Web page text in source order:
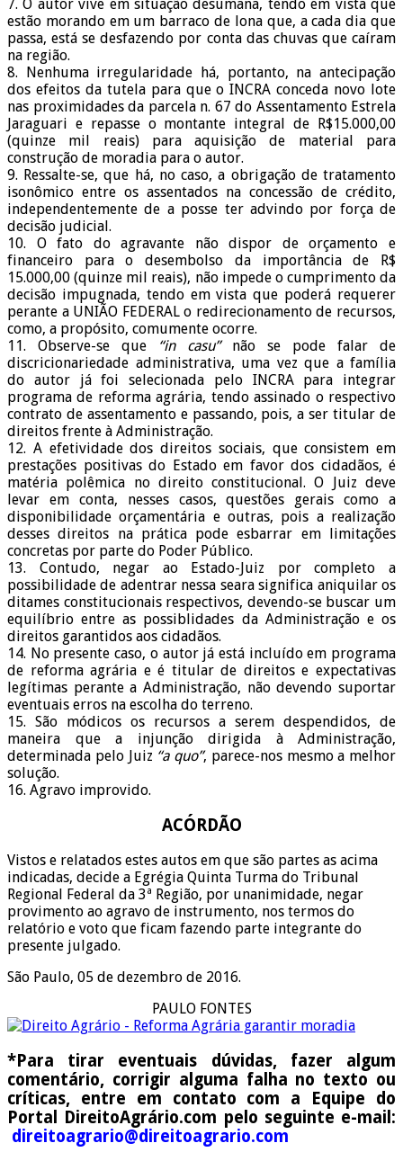
7. O autor vive em situação desumana, tendo em vista que
estão morando em um barraco de lona que, a cada dia que
passa, está se desfazendo por conta das chuvas que caíram
na região.
8. Nenhuma irregularidade há, portanto, na antecipação
dos efeitos da tutela para que o INCRA conceda novo lote
nas proximidades da parcela n. 67 do Assentamento Estrela
Jaraguari e repasse o montante integral de R$15.000,00
(quinze mil reais) para aquisição de material para
construção de moradia para o autor.
9. Ressalte-se, que há, no caso, a obrigação de tratamento
isonômico entre os assentados na concessão de crédito,
independentemente de a posse ter advindo por força de
decisão judicial.
10. O fato do agravante não dispor de orçamento e
financeiro para o desembolso da importância de R$
15.000,00 (quinze mil reais), não impede o cumprimento da
decisão impugnada, tendo em vista que poderá requerer
perante a UNIÃO FEDERAL o redirecionamento de recursos,
como, a propósito, comumente ocorre.
11. Observe-se que
“in casu”não se pode falar de
discricionariedade administrativa, uma vez que a família
do autor já foi selecionada pelo INCRA para integrar
programa de reforma agrária, tendo assinado o respectivo
contrato de assentamento e passando, pois, a ser titular de
direitos frente à Administração.
12. A efetividade dos direitos sociais, que consistem em
prestações positivas do Estado em favor dos cidadãos, é
matéria polêmica no direito constitucional. O Juiz deve
levar em conta, nesses casos, questões gerais como a
disponibilidade orçamentária e outras, pois a realização
desses direitos na prática pode esbarrar em limitações
concretas por parte do Poder Público.
13. Contudo, negar ao Estado-Juiz por completo a
possibilidade de adentrar nessa seara significa aniquilar os
ditames constitucionais respectivos, devendo-se buscar um
equilíbrio entre as possiblidades da Administração e os
direitos garantidos aos cidadãos.
14. No presente caso, o autor já está incluído em programa
de reforma agrária e é titular de direitos e expectativas
legítimas perante a Administração, não devendo suportar
eventuais erros na escolha do terreno.
15. São módicos os recursos a serem despendidos, de
maneira que a injunção dirigida à Administração,
determinada pelo Juiz “a quo”, parece-nos mesmo a melhor
solução.
16. Agravo improvido.
ACÓRDÃO
Vistos e relatados estes autos em que são partes as acima
indicadas, decide a Egrégia Quinta Turma do Tribunal
Regional Federal da 3ª Região, por unanimidade, negar
provimento ao agravo de instrumento, nos termos do
relatório e voto que ficam fazendo parte integrante do
presente julgado.
São Paulo, 05 de dezembro de 2016.
PAULO FONTES
*Para tirar eventuais dúvidas, fazer algum
comentário, corrigir alguma falha no texto ou
críticas, entre em contato com a Equipe do
Portal DireitoAgrário.com pelo seguinte e-mail:
direitoagrario@direitoagrario.com